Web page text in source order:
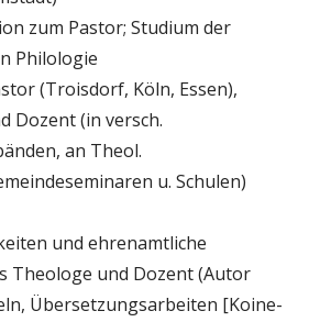
zum Pastor; Studium der
Philologie
(Troisdorf, Köln, Essen),
Dozent (in versch.
an Theol.
u. Schulen)
und ehrenamtliche
Theologe und Dozent (Autor
Übersetzungsarbeiten [Koine-